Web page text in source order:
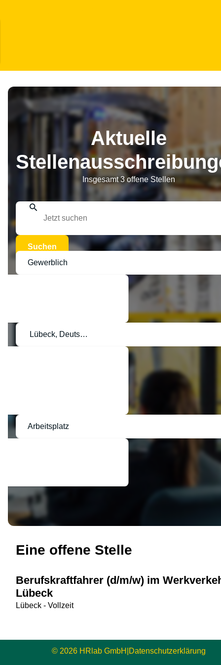
Aktuelle
Insgesamt 3 offene Stellen
Suchen
Gewerblich
Lübeck, Deutschland
Arbeitsplatz
Eine offene Stelle
Berufskraftfahrer (d/m/w) im
Lübeck
Lübeck - Vollzeit
© 2026 HRlab GmbH Datenschutzerklärung